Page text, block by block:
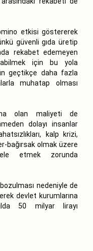
etkisi göstererek
güvenli gıda üretip
rekabet edemeyen
için bu yola
geçtikçe daha fazla
muhatap olması
olan maliyeti de
dolayı insanlar
kalp krizi,
bağırsak olmak üzere
etmek zorunda
bozulması nedeniyle de
devlet kurumlarına
50 milyar lirayı